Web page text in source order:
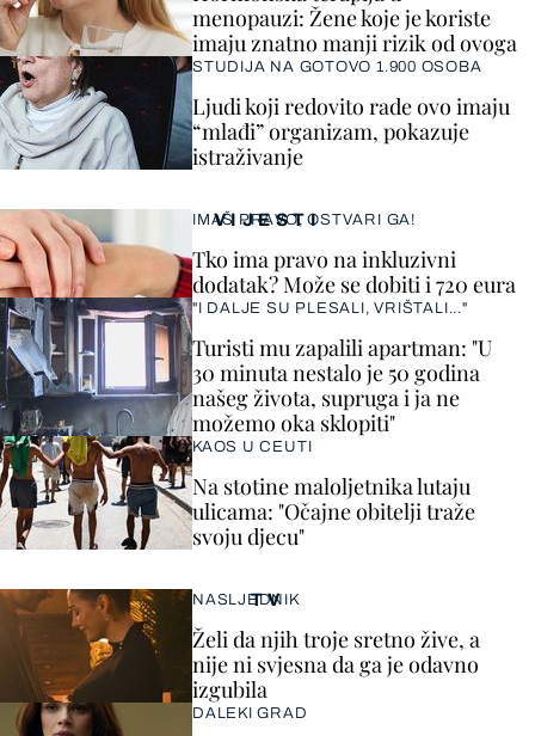
VIJESTI
IMAŠ PRAVO, OSTVARI GA!
Tko ima pravo na inkluzivni
dodatak? Može se dobiti i 720 eura
"I DALJE SU PLESALI, VRIŠTALI..."
Turisti mu zapalili apartman: "U
30 minuta nestalo je 50 godina
našeg života, supruga i ja ne
možemo oka sklopiti"
KAOS U CEUTI
Na stotine maloljetnika lutaju
ulicama: "Očajne obitelji traže
svoju djecu"
menopauzi: Žene koje je koriste
imaju znatno manji rizik od ovoga
STUDIJA NA GOTOVO 1.900 OSOBA
Ljudi koji redovito rade ovo imaju
“mlađi” organizam, pokazuje
istraživanje
TV
NASLJEDNIK
Želi da njih troje sretno žive, a
nije ni svjesna da ga je odavno
izgubila
DALEKI GRAD